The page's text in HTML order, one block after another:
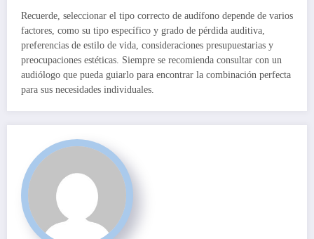
Recuerde, seleccionar el tipo correcto de audífono depende de varios
factores, como su tipo específico y grado de pérdida auditiva,
preferencias de estilo de vida, consideraciones presupuestarias y
preocupaciones estéticas. Siempre se recomienda consultar con un
audiólogo que pueda guiarlo para encontrar la combinación perfecta
para sus necesidades individuales.